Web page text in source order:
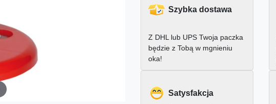
Szybka dostawa
Z DHL lub UPS Twoja paczka
będzie z Tobą w mgnieniu
oka!
Satysfakcja